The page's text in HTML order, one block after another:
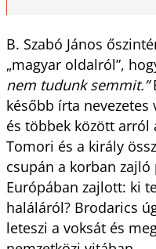
B. Szabó János
„magyar oldalról”,
nem tudunk semmit.”
később írta nevezetes
és többek között arról
Tomori és a király
csupán a korban
Európában zajlott: ki
haláláról? Brodarics
leteszi a voksát és